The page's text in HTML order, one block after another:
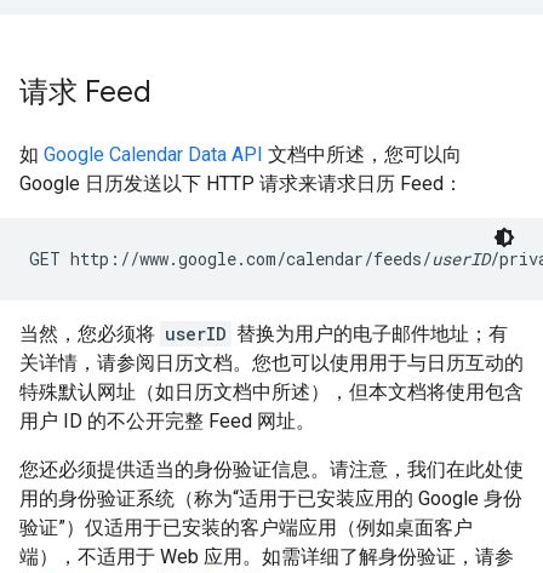
请求 Feed
如 Google Calendar Data API 文档中所述，您可以向
Google 日历发送以下 HTTP 请求来请求日历 Feed：
GET http://www.google.com/calendar/feeds/userID/
当然，您必须将 userID 替换为用户的电子邮件地址；有
关详情，请参阅日历文档。您也可以使用用于与日历互动的
特殊默认网址（如日历文档中所述），但本文档将使用包含
用户 ID 的不公开完整 Feed 网址。
您还必须提供适当的身份验证信息。请注意，我们在此处使
用的身份验证系统（称为“适用于已安装应用的 Google 身份
验证”）仅适用于已安装的客户端应用（例如桌面客户
端），不适用于 Web 应用。如需详细了解身份验证，请参